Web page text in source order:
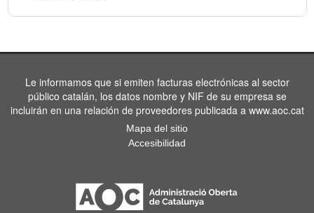
Le informamos que si emiten facturas electrónicas al sector
público catalán, los datos nombre y NIF de su empresa se
incluirán en una relación de proveedores publicada a www.aoc.cat
Mapa del sitio
Accesibilidad